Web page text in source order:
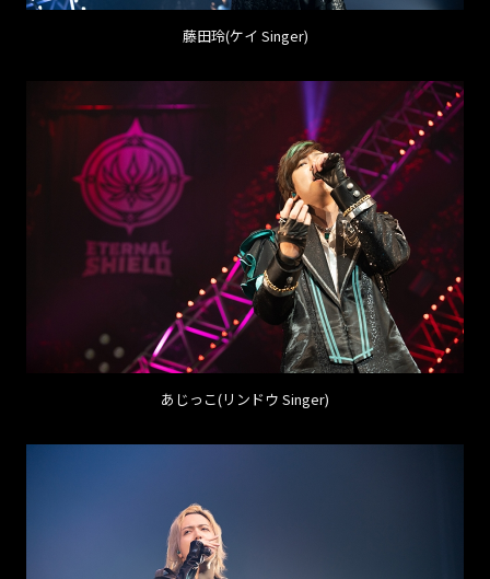
藤田玲(ケイ Singer)
あじっこ(リンドウ Singer)